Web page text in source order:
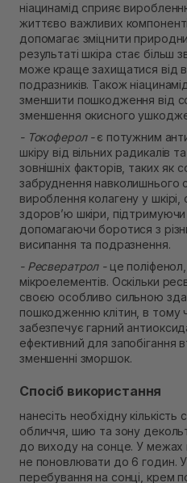
ніацинамід сприяє
життєво важливих
допомагає зміцнити
результаті шкіра стає
може краще захищатися від
подразників. Також
зменшити пошкодження від
зменшення окисного
- Токоферол - є потужним
шкіру від вільних радикалів
зовнішніх факторів, таких як
забруднення
вироблення колагену у
здоров’ю шкіри, підтримуючи
допомагаючи боротися з
висипання та подразнення.
- Ресвератрол -це
мікроелементів. Оскільки
своєю особливо сильною
пошкодженню клітин, в тому
забезпечує гарний
ефективний для запобігання
зменшенні зморшок.
Спосіб використання
нанесіть необхідну
обличчя, шию та зону
до виходу на сонце. У межах
не поновлювати до 6 годин. У
перебування на сонці, крем